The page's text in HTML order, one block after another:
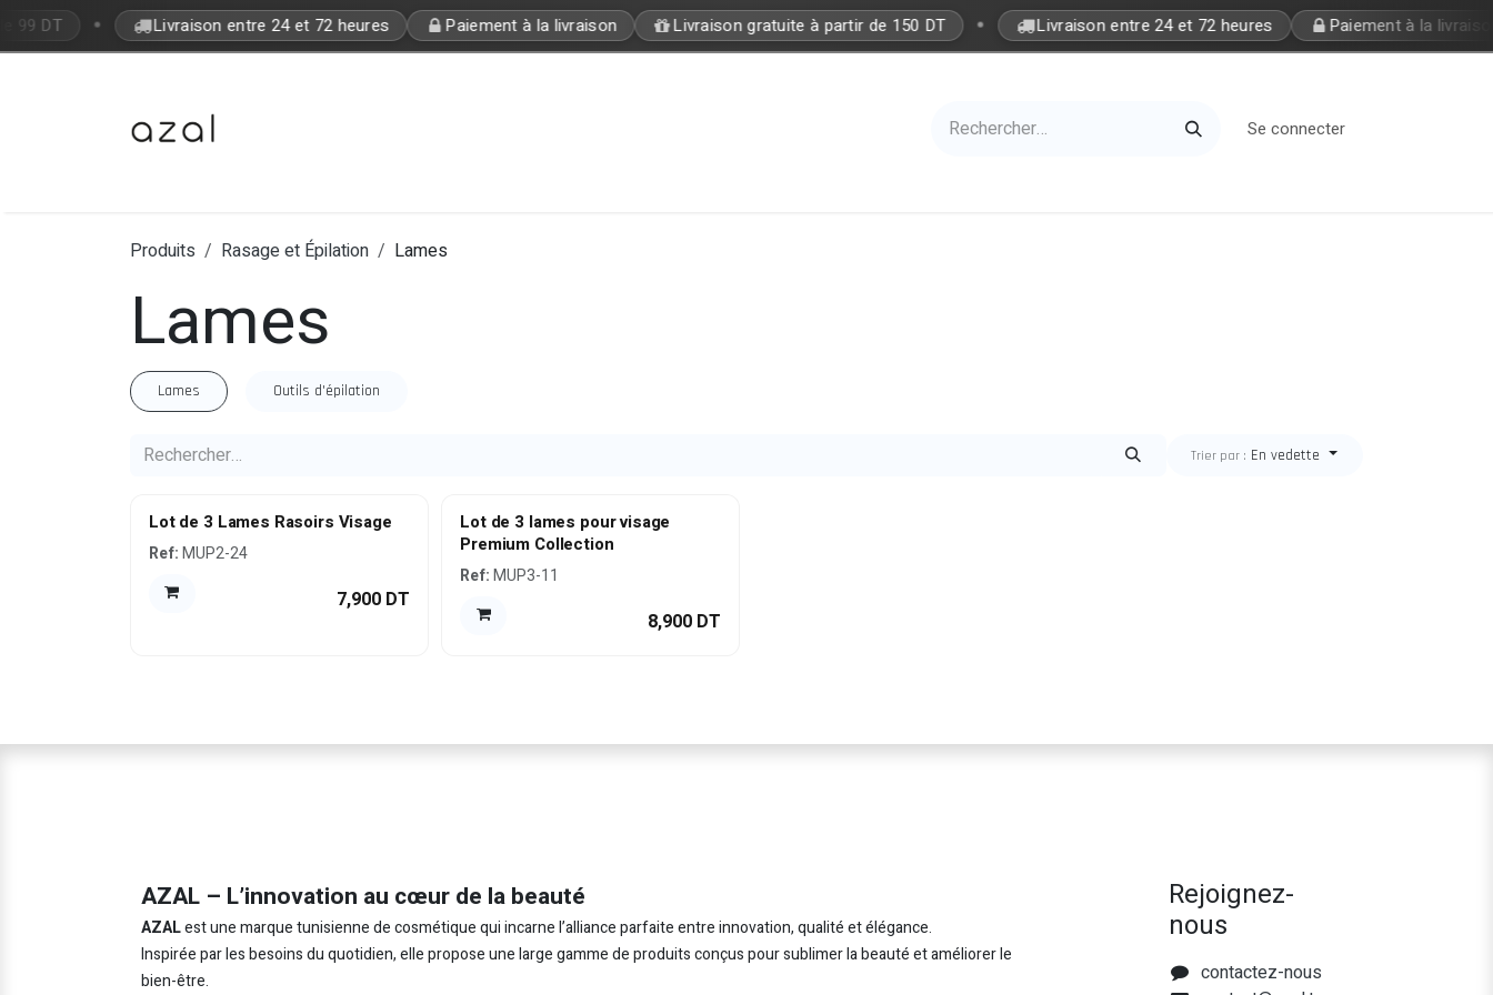
Se rendre au contenu
99 DT • Livraison entre 24 et 72 heures Paiement à la livraison Livraison gratuite à partir de 150 DT • Livraison entre 24 et 72 heures Paiement à la
Se connecter
Produits Rasage et Épilation Lames
Lames
Lames Outils d'épilation
Trier par : En vedette
Lot de 3 Lames Rasoirs Visage
Ref:MUP2-24
7,900 DT
Lot de 3 lames pour visage
Premium Collection
Ref: MUP3-11
8,900 DT
Rejoignez-
nous
contactez-nous
AZAL – L’innovation au cœur de la beauté
AZALest une marque tunisienne de cosmétique qui incarne l’alliance parfaite entre innovation, qualité et élégance.
Inspirée par les besoins du quotidien, elle propose une large gamme de produits conçus pour sublimer la beauté et améliorer le
bien-être.